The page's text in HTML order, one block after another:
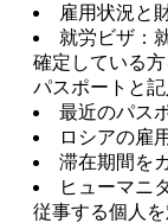
雇用状況と
就労ビザ：
確定している
パスポートと記
最近のパス
ロシアの雇
滞在期間を
ヒューマニ
従事する個人